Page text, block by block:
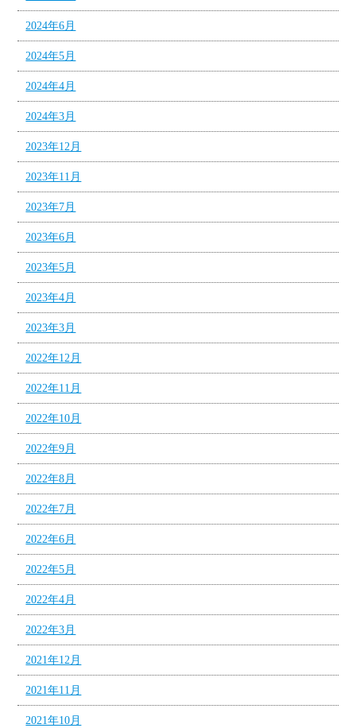
2024年6月
2024年5月
2024年4月
2024年3月
2023年12月
2023年11月
2023年7月
2023年6月
2023年5月
2023年4月
2023年3月
2022年12月
2022年11月
2022年10月
2022年9月
2022年8月
2022年7月
2022年6月
2022年5月
2022年4月
2022年3月
2021年12月
2021年11月
2021年10月